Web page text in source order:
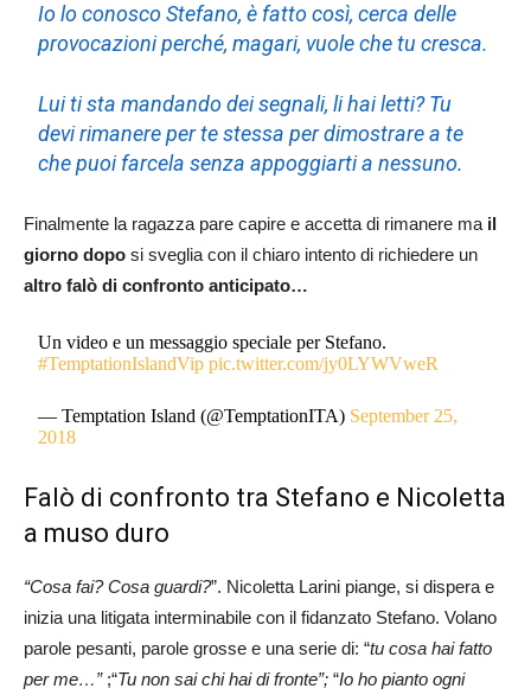
Io lo conosco Stefano, è fatto così, cerca delle
provocazioni perché, magari, vuole che tu cresca.
Lui ti sta mandando dei segnali, li hai letti? Tu
devi rimanere per te stessa per dimostrare a te
che puoi farcela senza appoggiarti a nessuno.
Finalmente la ragazza pare capire e accetta di rimanere ma il
giorno dopo si sveglia con il chiaro intento di richiedere un
altro falò di confronto anticipato…
Un video e un messaggio speciale per Stefano.
#TemptationIslandVip pic.twitter.com/jy0LYWVweR
— Temptation Island (@TemptationITA) September 25,
2018
Falò di confronto tra Stefano e Nicoletta
a muso duro
“Cosa fai? Cosa guardi?”. Nicoletta Larini piange, si dispera e
inizia una litigata interminabile con il fidanzato Stefano. Volano
parole pesanti, parole grosse e una serie di: “tu cosa hai fatto
per me…”;“Tu non sai chi hai di fronte”; “Io ho pianto ogni